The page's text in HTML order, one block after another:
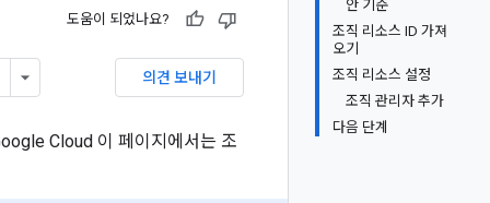
안 기준
조직 리소스 ID 가져
오기
조직 리소스 설정
조직 관리자 추가
다음 단계
도움이 되었나요?
의견 보내기
Cloud 이 페이지에서는 조